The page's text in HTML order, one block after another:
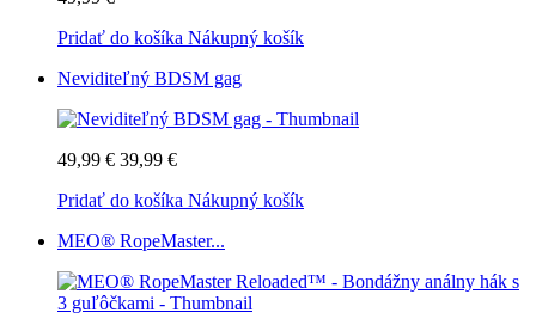
Pridať do košíka Nákupný košík
Neviditeľný BDSM gag
49,99 € 39,99 €
Pridať do košíka Nákupný košík
MEO® RopeMaster...